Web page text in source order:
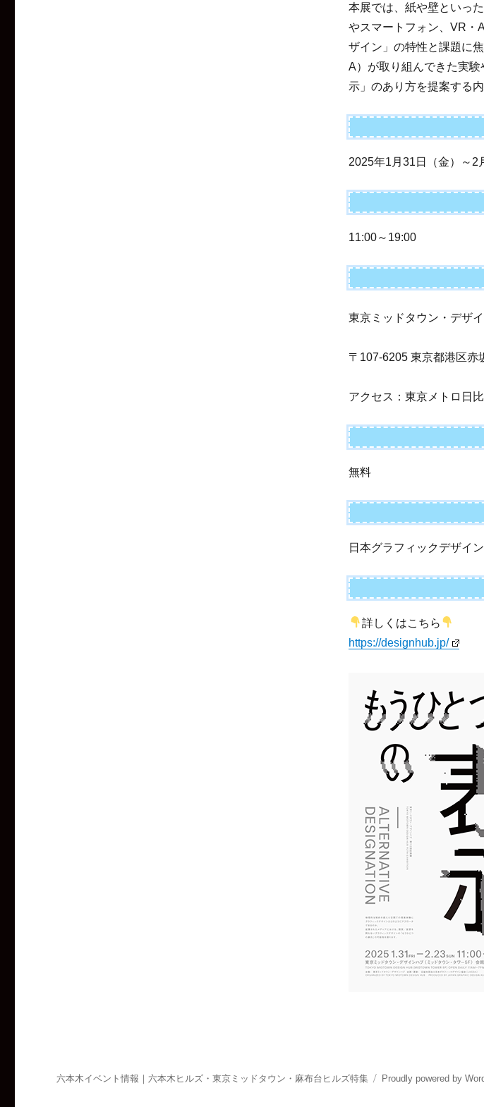
本展では、紙や壁といっ
やスマートフォン、VR・
ザイン」の特性と課題に
A）が取り組んできた実
示」のあり方を提案する
2025年1月31日（金）～2
11:00～19:00
東京ミッドタウン・デザ
〒107-6205 東京都港区赤
アクセス：東京メトロ日
無料
日本グラフィックデザイ
詳しくはこちら
https://designhub.jp/
六本木イベント情報｜六本木ヒルズ・東京ミッドタウン・麻布台ヒルズ特集 Proudly powered by